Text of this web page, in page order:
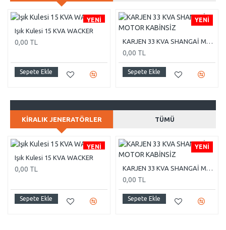
YENI
Işık Kulesi 15 KVA WACKER
0,00 TL
Sepete Ekle
YENI
KARJEN 33 KVA SHANGAİ MOTOR KABİNSİZ
0,00 TL
Sepete Ekle
KIRALIK JENERATÖRLER TÜMÜ
YENI
Işık Kulesi 15 KVA WACKER
0,00 TL
Sepete Ekle
YENI
KARJEN 33 KVA SHANGAİ MOTOR KABİNSİZ
0,00 TL
Sepete Ekle